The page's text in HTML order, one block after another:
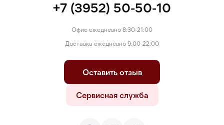
+7 (3952) 50-50-10
Офис ежедневно 8:30-21:00
Доставка ежедневно 9:00-22:00
Оставить отзыв
Сервисная служба